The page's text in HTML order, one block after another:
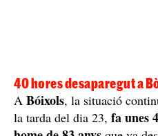
40 hores desaparegut a
A Bóixols, la situació
la tarda del dia 23, fa unes